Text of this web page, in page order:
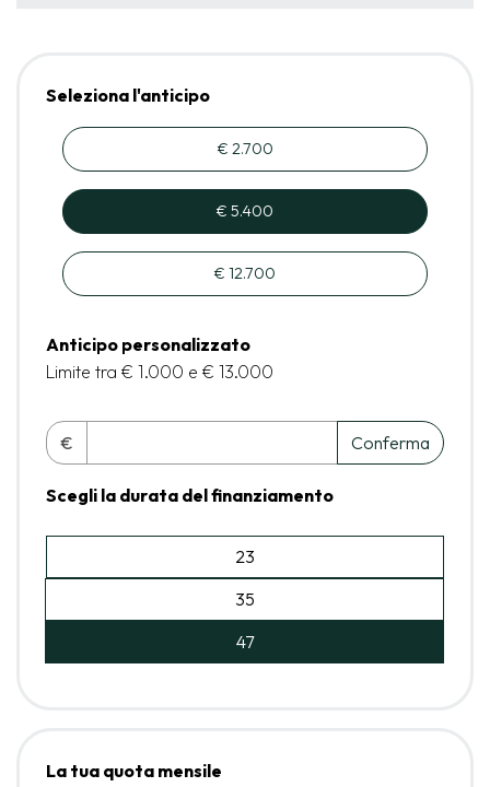
Seleziona l'anticipo
€ 2.700
€ 5.400
€ 12.700
Anticipo personalizzato
Limite tra € 1.000 e € 13.000
€ Conferma
Scegli la durata del finanziamento
23
35
47
La tua quota mensile